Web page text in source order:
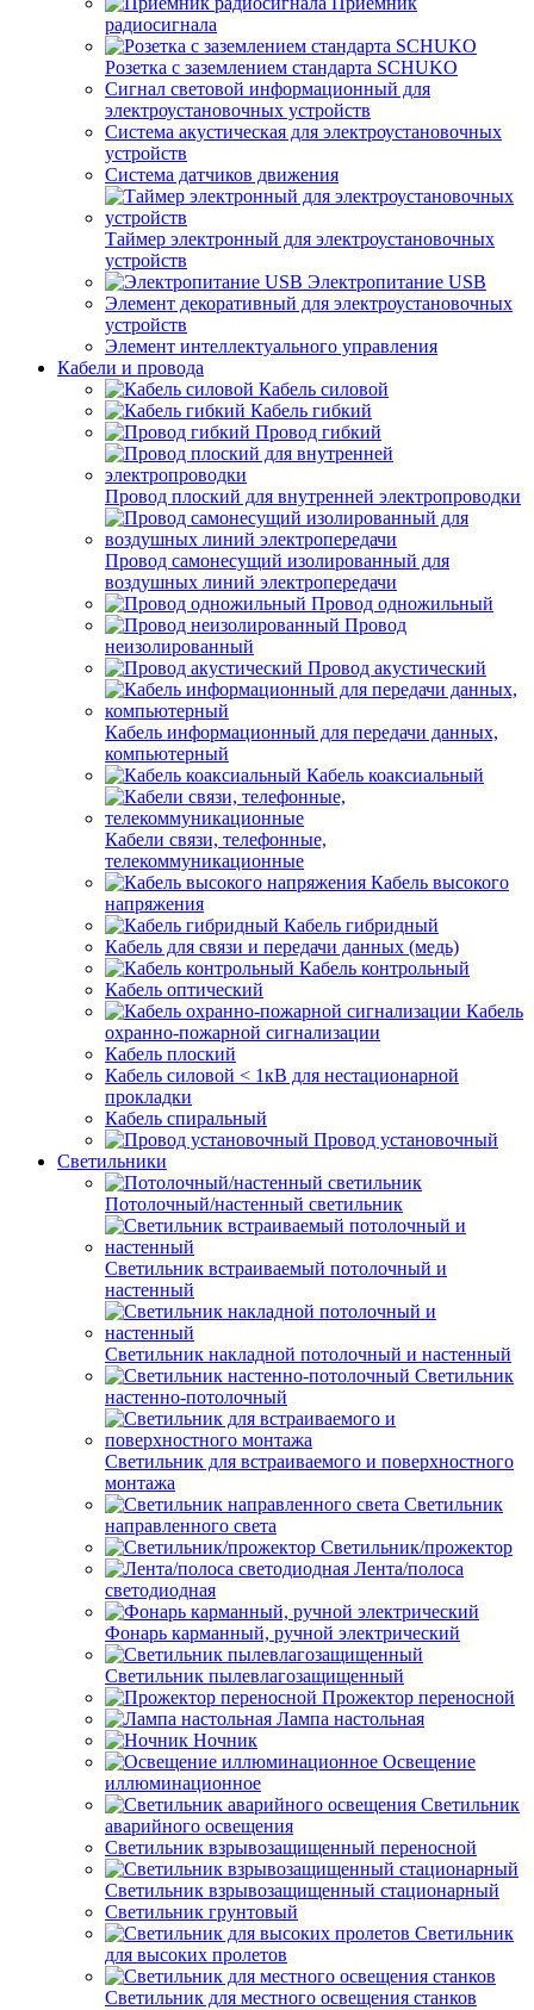
радиосигнала
Розетка с заземлением стандарта SCHUKO
Сигнал световой информационный для
электроустановочных устройств
Система акустическая для электроустановочных
устройств
Система датчиков движения
Таймер электронный для электроустановочных
устройств
Электропитание USB
Элемент декоративный для электроустановочных
устройств
Элемент интеллектуального управления
Кабели и провода
Кабель силовой
Кабель гибкий
Провод гибкий
Провод плоский для внутренней электропроводки
Провод самонесущий изолированный для
воздушных линий электропередачи
Провод одножильный
Провод
неизолированный
Провод акустический
Кабель информационный для передачи данных,
компьютерный
Кабель коаксиальный
Кабели связи, телефонные,
телекоммуникационные
Кабель высокого
напряжения
Кабель гибридный
Кабель для связи и передачи данных (медь)
Кабель контрольный
Кабель оптический
Кабель
охранно-пожарной сигнализации
Кабель плоский
Кабель силовой < 1кВ для нестационарной
прокладки
Кабель спиральный
Провод установочный
Светильники
Потолочный/настенный светильник
Светильник встраиваемый потолочный и
настенный
Светильник накладной потолочный и настенный
Светильник
настенно-потолочный
Светильник для встраиваемого и поверхностного
монтажа
Светильник
направленного света
Светильник/прожектор
Лента/полоса
светодиодная
Фонарь карманный, ручной электрический
Светильник пылевлагозащищенный
Прожектор переносной
Лампа настольная
Ночник
Освещение
иллюминационное
Светильник
аварийного освещения
Светильник взрывозащищенный переносной
Светильник взрывозащищенный стационарный
Светильник грунтовый
Светильник
для высоких пролетов
Светильник для местного освещения станков